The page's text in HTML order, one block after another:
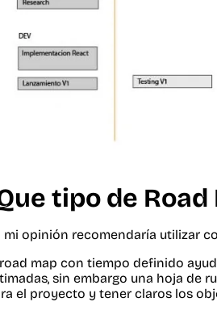
tipo de
mi opinión recomendaría utilizar
map con tiempo definido
sin embargo una hoja de
el proyecto y tener claros los